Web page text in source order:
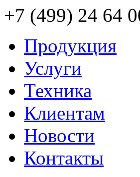
+7 (499) 24 64
Продукция
Услуги
Техника
Клиентам
Новости
Контакты